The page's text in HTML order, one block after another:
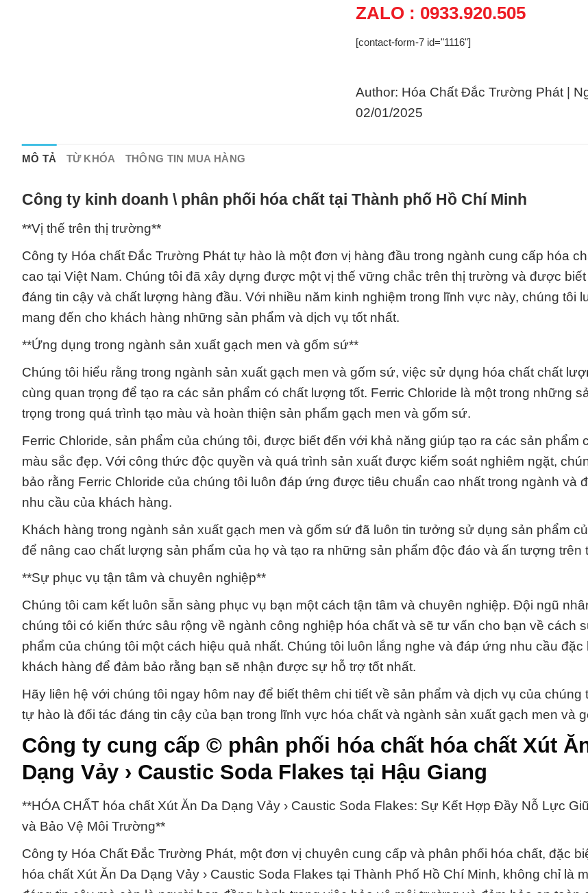
ZALO : 0933.920.505
[contact-form-7 id="1116"]
Author: Hóa Chất Đắc Trường Phát |
02/01/2025
MÔ TẢ TỪ KHÓA THÔNG TIN MUA HÀNG
Công ty kinh doanh \ phân phối hóa chất tại Thành phố Hồ Chí Minh
**Vị thế trên thị trường**
Công ty Hóa chất Đắc Trường Phát tự hào là một đơn vị hàng đầu trong ngành cung cấp hóa
cao tại Việt Nam. Chúng tôi đã xây dựng được một vị thế vững chắc trên thị trường và được
đáng tin cậy và chất lượng hàng đầu. Với nhiều năm kinh nghiệm trong lĩnh vực này, chúng tôi
mang đến cho khách hàng những sản phẩm và dịch vụ tốt nhất.
**Ứng dụng trong ngành sản xuất gạch men và gốm sứ**
Chúng tôi hiểu rằng trong ngành sản xuất gạch men và gốm sứ, việc sử dụng hóa chất chất
cùng quan trọng để tạo ra các sản phẩm có chất lượng tốt. Ferric Chloride là một trong những
trọng trong quá trình tạo màu và hoàn thiện sản phẩm gạch men và gốm sứ.
Ferric Chloride, sản phẩm của chúng tôi, được biết đến với khả năng giúp tạo ra các sản phẩm
màu sắc đẹp. Với công thức độc quyền và quá trình sản xuất được kiểm soát nghiêm ngặt,
bảo rằng Ferric Chloride của chúng tôi luôn đáp ứng được tiêu chuẩn cao nhất trong ngành và
nhu cầu của khách hàng.
Khách hàng trong ngành sản xuất gạch men và gốm sứ đã luôn tin tưởng sử dụng sản phẩm
để nâng cao chất lượng sản phẩm của họ và tạo ra những sản phẩm độc đáo và ấn tượng trên
**Sự phục vụ tận tâm và chuyên nghiệp**
Chúng tôi cam kết luôn sẵn sàng phục vụ bạn một cách tận tâm và chuyên nghiệp. Đội ngũ
chúng tôi có kiến thức sâu rộng về ngành công nghiệp hóa chất và sẽ tư vấn cho bạn về cách
phẩm của chúng tôi một cách hiệu quả nhất. Chúng tôi luôn lắng nghe và đáp ứng nhu cầu đặc
khách hàng để đảm bảo rằng bạn sẽ nhận được sự hỗ trợ tốt nhất.
Hãy liên hệ với chúng tôi ngay hôm nay để biết thêm chi tiết về sản phẩm và dịch vụ của chúng
tự hào là đối tác đáng tin cậy của bạn trong lĩnh vực hóa chất và ngành sản xuất gạch men và
Công ty cung cấp © phân phối hóa chất hóa chất Xút
Dạng Vảy › Caustic Soda Flakes tại Hậu Giang
**HÓA CHẤT hóa chất Xút Ăn Da Dạng Vảy › Caustic Soda Flakes: Sự Kết Hợp Đầy Nỗ Lực
và Bảo Vệ Môi Trường**
Công ty Hóa Chất Đắc Trường Phát, một đơn vị chuyên cung cấp và phân phối hóa chất, đặc
hóa chất Xút Ăn Da Dạng Vảy › Caustic Soda Flakes tại Thành Phố Hồ Chí Minh, không chỉ là